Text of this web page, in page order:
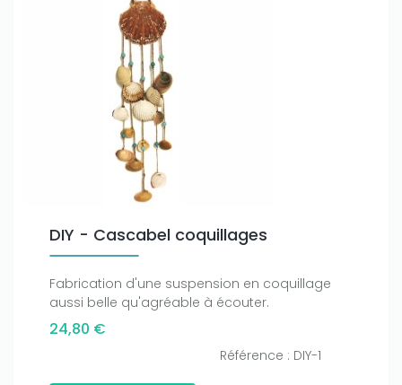
DIY - Cascabel coquillages
Fabrication d'une suspension en coquillage
aussi belle qu'agréable à écouter.
24,80 €
Référence : DIY-1
Joo casino
amount on your credits!